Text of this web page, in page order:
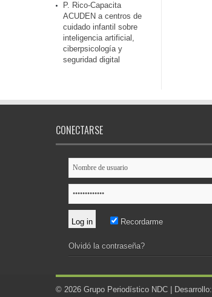
P. Rico-Capacita
ACUDEN a centros de
cuidado infantil sobre
inteligencia artificial,
ciberpsicología y
seguridad digital
CONECTARSE
Recordarme
Olvidó la contraseña?
© 2026 Grupo Periodístico NDC | Desarrollo: